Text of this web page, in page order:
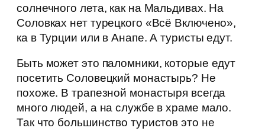
солнечного лета, как на Мальдивах. На
Соловках нет турецкого «Всё Включено»,
ка в Турции или в Анапе. А туристы едут.
Быть может это паломники, которые едут
посетить Соловецкий монастырь? Не
похоже. В трапезной монастыря всегда
много людей, а на службе в храме мало.
Так что большинство туристов это не